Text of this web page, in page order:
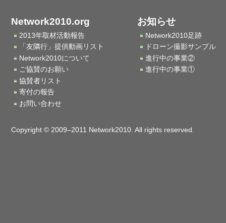
Network2010.org
2013年取材活動報告
「友隣行」提供動画リスト
Network2010について
ご協賛のお願い
協賛者リスト
寄付の報告
お問い合わせ
お知らせ
Network2010足跡
ドローン撮影サンプル
進行中の事業②
進行中の事業①
Copyright © 2009–2011 Network2010. All rights reserved.